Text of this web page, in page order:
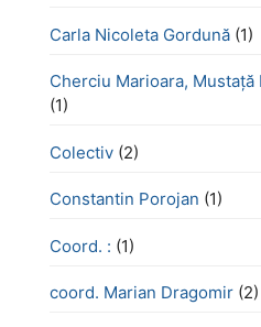
Carla Nicoleta Gordună (1)
Cherciu Marioara,
(1)
Colectiv (2)
Constantin Porojan (1)
Coord. : (1)
coord. Marian Dragomir (2)